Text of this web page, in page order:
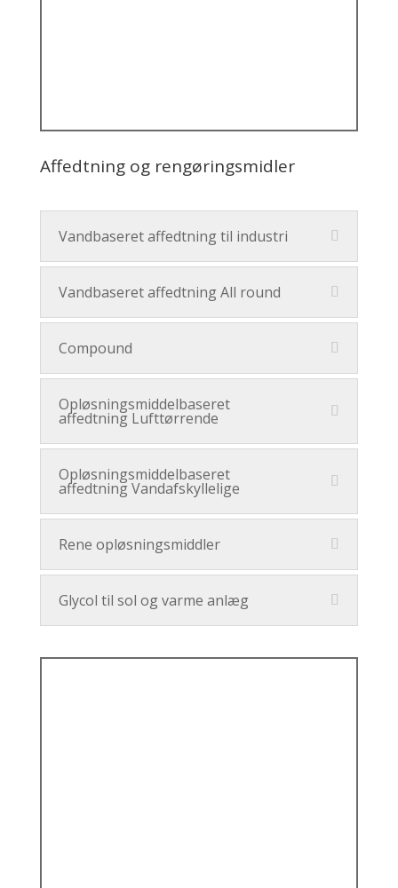
Affedtning og rengøringsmidler
Vandbaseret affedtning til industri
Vandbaseret affedtning All round
Compound
Opløsningsmiddelbaseret
affedtning Lufttørrende
Opløsningsmiddelbaseret
affedtning Vandafskyllelige
Rene opløsningsmiddler
Glycol til sol og varme anlæg